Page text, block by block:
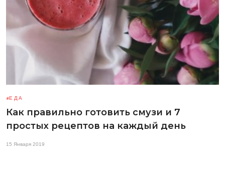
ЕДА
Как правильно готовить смузи и 7
простых рецептов на каждый день
15 Января 2019